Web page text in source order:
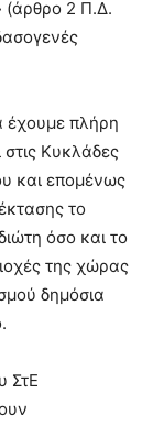
(άρθρο 2 Π.Δ.
έχουμε πλήρη
στις Κυκλάδες
και επομένως
το
όσο και το
της χώρας
δημόσια
ΣτΕ